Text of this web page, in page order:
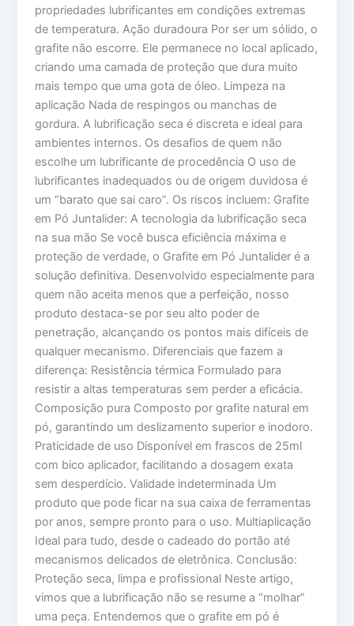
propriedades lubrificantes em condições extremas
de temperatura. Ação duradoura Por ser um sólido, o
grafite não escorre. Ele permanece no local aplicado,
criando uma camada de proteção que dura muito
mais tempo que uma gota de óleo. Limpeza na
aplicação Nada de respingos ou manchas de
gordura. A lubrificação seca é discreta e ideal para
ambientes internos. Os desafios de quem não
escolhe um lubrificante de procedência O uso de
lubrificantes inadequados ou de origem duvidosa é
um “barato que sai caro”. Os riscos incluem: Grafite
em Pó Juntalider: A tecnologia da lubrificação seca
na sua mão Se você busca eficiência máxima e
proteção de verdade, o Grafite em Pó Juntalider é a
solução definitiva. Desenvolvido especialmente para
quem não aceita menos que a perfeição, nosso
produto destaca-se por seu alto poder de
penetração, alcançando os pontos mais difíceis de
qualquer mecanismo. Diferenciais que fazem a
diferença: Resistência térmica Formulado para
resistir a altas temperaturas sem perder a eficácia.
Composição pura Composto por grafite natural em
pó, garantindo um deslizamento superior e inodoro.
Praticidade de uso Disponível em frascos de 25ml
com bico aplicador, facilitando a dosagem exata
sem desperdício. Validade indeterminada Um
produto que pode ficar na sua caixa de ferramentas
por anos, sempre pronto para o uso. Multiaplicação
Ideal para tudo, desde o cadeado do portão até
mecanismos delicados de eletrônica. Conclusão:
Proteção seca, limpa e profissional Neste artigo,
vimos que a lubrificação não se resume a “molhar”
uma peça. Entendemos que o grafite em pó é